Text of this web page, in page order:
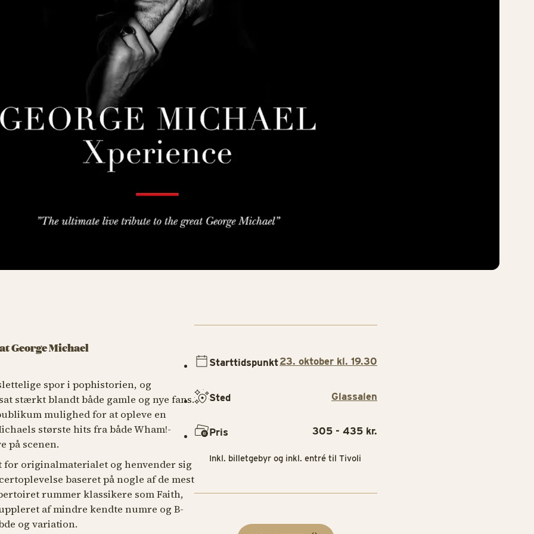
George Michael
spor i pophistorien, og
stærkt blandt både gamle og nye fans.
mulighed for at opleve en
største hits fra både Wham!-
på scenen.
for originalmaterialet og henvender sig
baseret på nogle af de mest
rummer klassikere somFaith,
af mindre kendte numre og B-
og variation.
Starttidspunkt23. oktober kl. 19.30
Sted Glassalen
Pris 305 - 435 kr.
Inkl. billetgebyr og inkl. entré til Tivoli